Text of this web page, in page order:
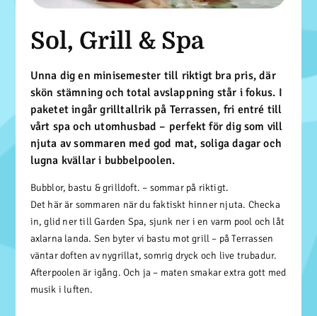
Sol, Grill & Spa
Unna dig en minisemester till riktigt bra pris, där
skön stämning och total avslappning står i fokus. I
paketet ingår grilltallrik på Terrassen, fri entré till
vårt spa och utomhusbad – perfekt för dig som vill
njuta av sommaren med god mat, soliga dagar och
lugna kvällar i bubbelpoolen.
Bubblor, bastu & grilldoft. – sommar på riktigt.
Det här är sommaren när du faktiskt hinner njuta. Checka
in, glid ner till Garden Spa, sjunk ner i en varm pool och låt
axlarna landa. Sen byter vi bastu mot grill – på Terrassen
väntar doften av nygrillat, somrig dryck och live trubadur.
Afterpoolen är igång. Och ja – maten smakar extra gott med
musik i luften.